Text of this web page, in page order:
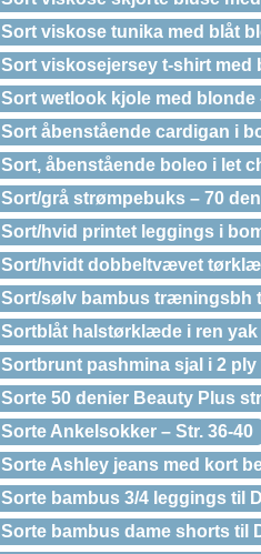
Sort viskose tunika med blåt
Sort viskosejersey t-shirt med
Sort wetlook kjole med blonde
Sort åbenstående cardigan i
Sort, åbenstående boleo i let
Sort/grå strømpebuks – 70
Sort/hvid printet leggings i
Sort/hvidt dobbeltvævet
Sort/sølv bambus træningsbh
Sortblåt halstørklæde i ren yak
Sortbrunt pashmina sjal i 2 ply
Sorte 50 denier Beauty Plus
Sorte Ankelsokker – Str. 36-40
Sorte Ashley jeans med kort
Sorte bambus 3/4 leggings til
Sorte bambus dame shorts til